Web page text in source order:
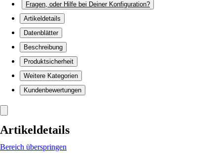
Fragen, oder Hilfe bei Deiner Konfiguration?
Artikeldetails
Datenblätter
Beschreibung
Produktsicherheit
Weitere Kategorien
Kundenbewertungen
Artikeldetails
Bereich überspringen